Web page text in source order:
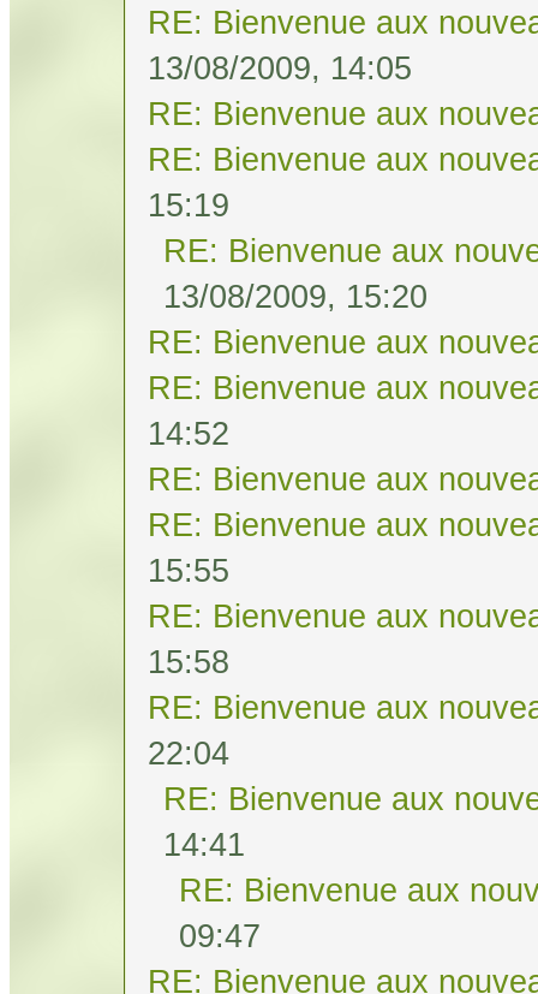
RE: Bienvenue aux
13/08/2009, 14:05
RE: Bienvenue aux
RE: Bienvenue aux
15:19
RE: Bienvenue aux
13/08/2009, 15:20
RE: Bienvenue aux
RE: Bienvenue aux
14:52
RE: Bienvenue aux
RE: Bienvenue aux
15:55
RE: Bienvenue aux
15:58
RE: Bienvenue aux
22:04
RE: Bienvenue aux
14:41
RE: Bienvenue aux
09:47
RE: Bienvenue aux